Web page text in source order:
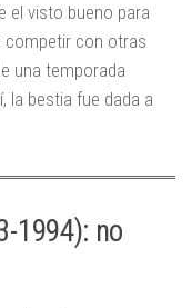
el visto bueno para
competir con otras
una temporada
la bestia fue dada a
1994): no